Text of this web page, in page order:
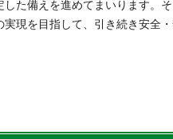
た備えを進めてまいります。
現を目指して、引き続き安全